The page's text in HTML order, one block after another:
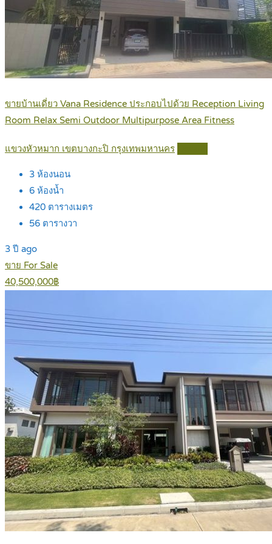
ขายบ้านเดี่ยว Vana Residence ประกอบไปด้วย Reception Living
Room Relax Semi Outdoor Multipurpose Area Fitness
แขวงหัวหมาก เขตบางกะปิ กรุงเทพมหานคร
3 ห้องนอน
6 ห้องน้ำ
420 ตารางเมตร
56 ตารางวา
3 ปี ago
ขาย For Sale
40,500,000฿